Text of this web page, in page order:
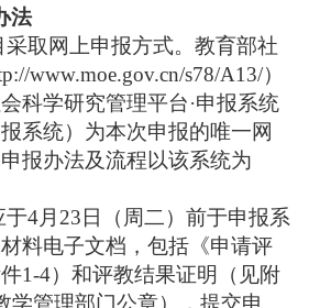
法
采取网上申报方式。教育部社
www.moe.gov.cn/s78/A13/）
科学研究管理平台·申报系统
报系统）为本次申报的唯一网
报办法及流程以该系统为
于4月23日（周二）前于申报系
料电子文档，包括《申请评
1-4）和评教结果证明（见附
学管理部门公章），提交申